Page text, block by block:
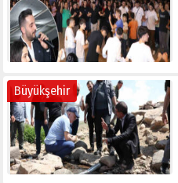
Büyükşehir